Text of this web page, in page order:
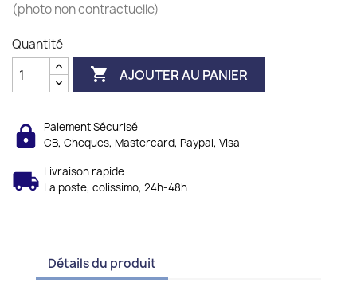
(photo non contractuelle)
Quantité
 AJOUTER AU PANIER
Paiement Sécurisé
CB, Cheques, Mastercard, Paypal, Visa
Livraison rapide
La poste, colissimo, 24h-48h
Détails du produit